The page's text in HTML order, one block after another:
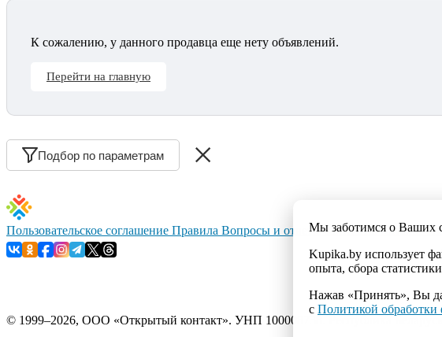
К сожалению, у данного продавца еще нету объявлений.
Перейти на главную
Подбор по параметрам
Мы заботимся о Ваших
Kupika.by использует
опыта, сбора
Нажав «Принять», Вы
с Политикой обработки
Пользовательское соглашение Правила Вопросы и ответыКонтактыКаталог
© 1999–2026, ООО «Открытый контакт». УНП 100008738. Республика